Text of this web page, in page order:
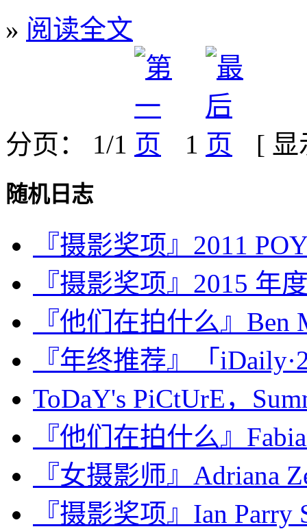
» 阅读全文
分页： 1/1 1 [
随机日志
『摄影奖项』2011
『摄影奖项』2015 年
『他们在拍什么』
『年终推荐』「
ToDaY's PiCtUrE，
『他们在拍什么』
『女摄影师』Adriana
『摄影奖项』Ian Parry